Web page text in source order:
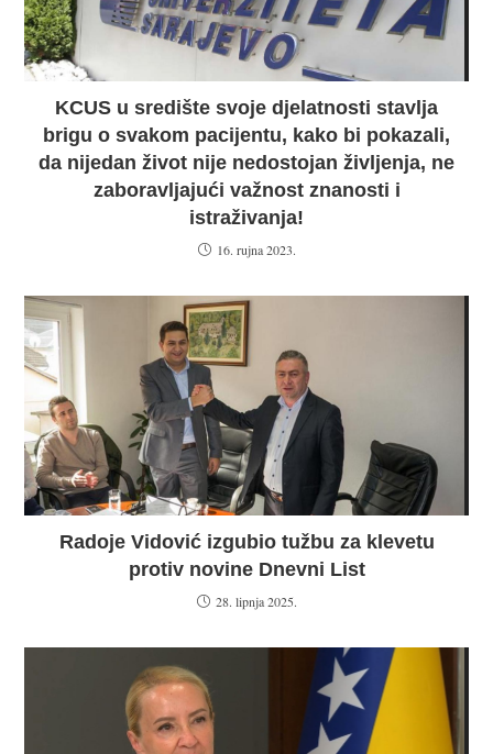
KCUS u središte svoje djelatnosti stavlja
brigu o svakom pacijentu, kako bi pokazali,
da nijedan život nije nedostojan življenja, ne
zaboravljajući važnost znanosti i
istraživanja!
16. rujna 2023.
Radoje Vidović izgubio tužbu za klevetu
protiv novine Dnevni List
28. lipnja 2025.